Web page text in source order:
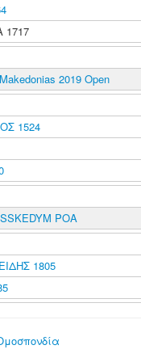
1717
2019 Open
1524
POA
1805